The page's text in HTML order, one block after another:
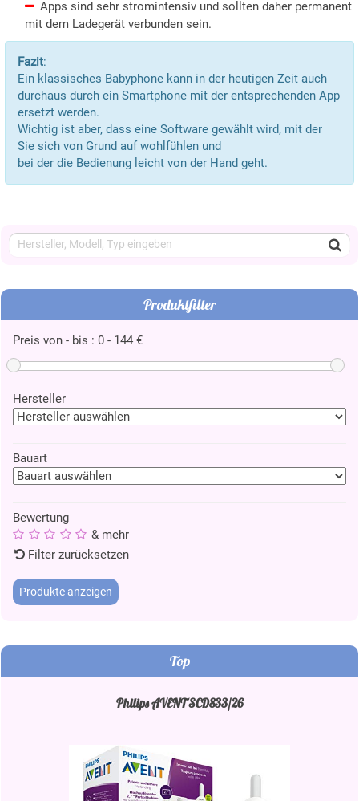
Apps sind sehr stromintensiv und sollten daher permanent
mit dem Ladegerät verbunden sein.
Fazit:
Ein klassisches Babyphone kann in der heutigen Zeit auch
durchaus durch ein Smartphone mit der entsprechenden App
ersetzt werden.
Wichtig ist aber, dass eine Software gewählt wird, mit der
Sie sich von Grund auf wohlfühlen und
bei der die Bedienung leicht von der Hand geht.
Produktfilter
Preis von - bis : 0 - 144 €
Hersteller
Bauart
Bewertung
& mehr
Filter zurücksetzen
Top
Philips AVENT SCD833/26